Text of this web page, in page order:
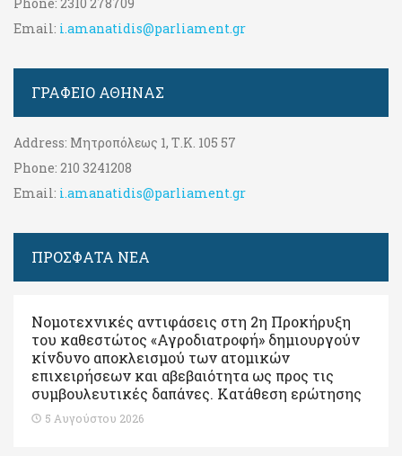
Email: i.amanatidis@parliament.gr
ΓΡΑΦΕΊΟ ΑΘΉΝΑΣ
Address: Μητροπόλεως 1, Τ.Κ. 105 57
Phone: 210 3241208
Email: i.amanatidis@parliament.gr
ΠΡΟΣΦΑΤΑ ΝΕΑ
Νομοτεχνικές αντιφάσεις στη 2η Προκήρυξη
του καθεστώτος «Αγροδιατροφή» δημιουργούν
κίνδυνο αποκλεισμού των ατομικών
επιχειρήσεων και αβεβαιότητα ως προς τις
συμβουλευτικές δαπάνες. Κατάθεση ερώτησης
5 Αυγούστου 2026